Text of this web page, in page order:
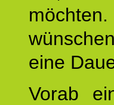
eine
Vorab